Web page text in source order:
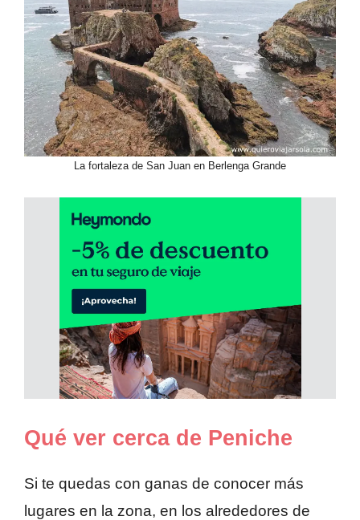
La fortaleza de San Juan en Berlenga Grande
Qué ver cerca de Peniche
Si te quedas con ganas de conocer más
lugares en la zona, en los alrededores de